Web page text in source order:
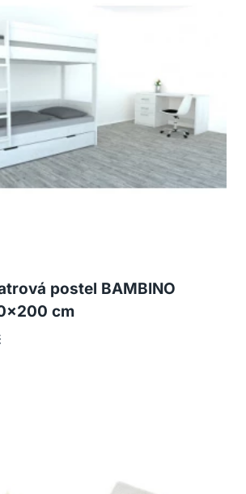
postel BAMBINO
cm